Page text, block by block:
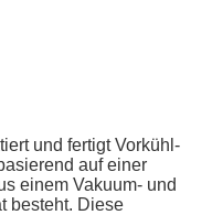
und fertigt Vorkühl-
auf einer
einem Vakuum- und
besteht. Diese